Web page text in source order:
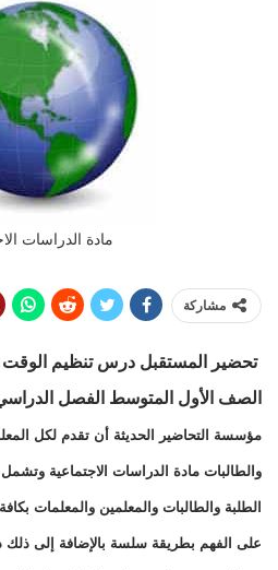
مادة الدراسات
مشاركة
تحضير المستقبل درس تنظيم الوقت
الصف الأول المتوسط الفصل الدراسي
مؤسسة التحاضير الحديثة أن تقدم لكل
والطالبات مادة الدراسات الاجتماعية وتشمل
الطلبة والطالبات والمعلمين والمعلمات
على الفهم بطريقة سلسة بالإضافة إلى ذلك